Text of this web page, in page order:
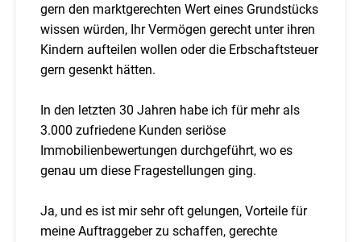
gern den marktgerechten Wert eines Grundstücks
wissen würden, Ihr Vermögen gerecht unter ihren
Kindern aufteilen wollen oder die Erbschaftsteuer
gern gesenkt hätten.
In den letzten 30 Jahren habe ich für mehr als
3.000 zufriedene Kunden seriöse
Immobilienbewertungen durchgeführt, wo es
genau um diese Fragestellungen ging.
Ja, und es ist mir sehr oft gelungen, Vorteile für
meine Auftraggeber zu schaffen, gerechte